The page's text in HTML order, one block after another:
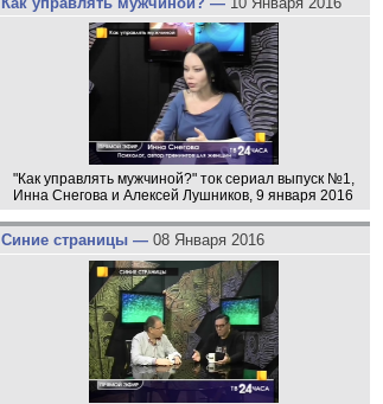
"Как управлять мужчиной?" ток сериал выпуск №1,
Инна Снегова и Алексей Лушников, 9 января 2016
Синие страницы — 08 Января 2016